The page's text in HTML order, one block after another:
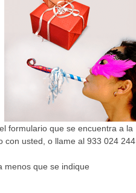
formulario que se encuentra a la
con usted, o llame al 933 024 244
menos que se indique